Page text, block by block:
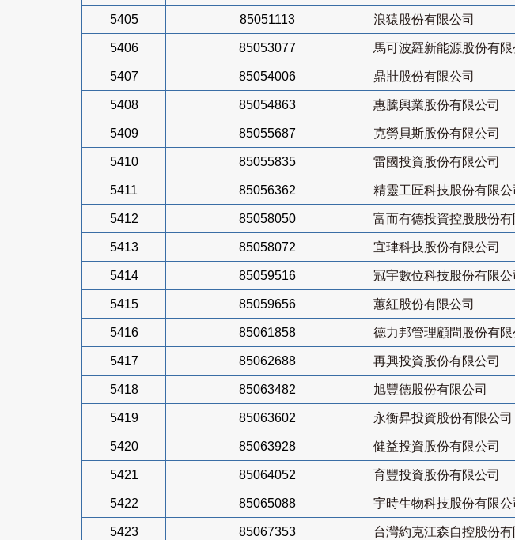
5405 85051113 浪猿股份有限公司
5406 85053077 馬可波羅新能源股份有限
5407 85054006 鼎壯股份有限公司
5408 85054863 惠騰興業股份有限公司
5409 85055687 克勞貝斯股份有限公司
5410 85055835 雷國投資股份有限公司
5411 85056362 精靈工匠科技股份有限公
5412 85058050 富而有德投資控股股份有
5413 85058072 宜珒科技股份有限公司
5414 85059516 冠宇數位科技股份有限公
5415 85059656 蕙紅股份有限公司
5416 85061858 德力邦管理顧問股份有限
5417 85062688 再興投資股份有限公司
5418 85063482 旭豐德股份有限公司
5419 85063602 永衡昇投資股份有限公司
5420 85063928 健益投資股份有限公司
5421 85064052 育豐投資股份有限公司
5422 85065088 宇時生物科技股份有限公
5423 85067353 台灣約克江森自控股份有